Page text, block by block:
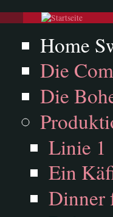
Direkt zum Inhalt
Hauptmenü
Home
Die
Die
Linie 1
Ein
Dinner